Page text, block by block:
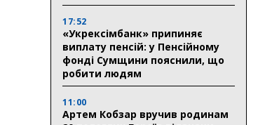
17:52
«Укрексімбанк» припиняє
виплату пенсій: у Пенсійному
фонді Сумщини пояснили, що
робити людям
11:00
Артем Кобзар вручив родинам